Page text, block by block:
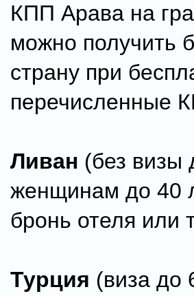
КПП Арава на
можно получить
страну при
перечисленные
Ливан (без визы
женщинам до 40
бронь отеля или
Турция (виза до